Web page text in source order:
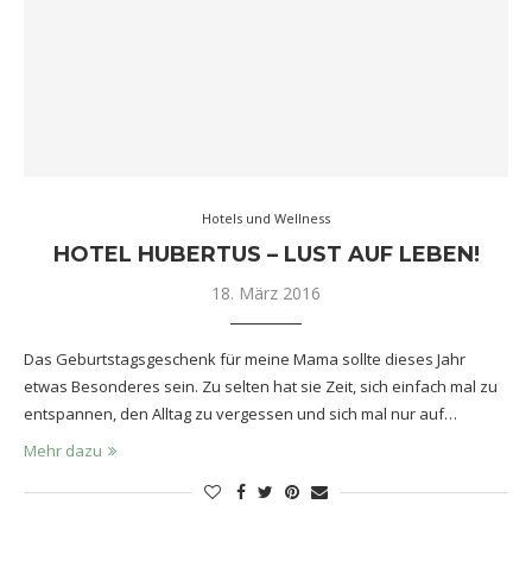
Hotels und Wellness
HOTEL HUBERTUS – LUST AUF LEBEN!
18. März 2016
Das Geburtstagsgeschenk für meine Mama sollte dieses Jahr
etwas Besonderes sein. Zu selten hat sie Zeit, sich einfach mal zu
entspannen, den Alltag zu vergessen und sich mal nur auf…
Mehr dazu